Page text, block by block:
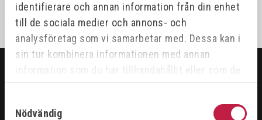
identifierare och annan information från din enhet
till de sociala medier och annons- och
analysföretag som vi samarbetar med. Dessa kan i
sin tur kombinera informationen med annan
information som du har tillhandahållit eller som de
har samlat in när du har använt deras tjänster.
Nödvändig
SORTIMENT
ARBETSPLATS